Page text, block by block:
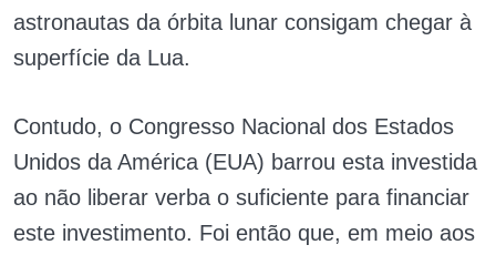
astronautas da órbita lunar consigam chegar à
superfície da Lua.
Contudo, o Congresso Nacional dos Estados
Unidos da América (EUA) barrou esta investida
ao não liberar verba o suficiente para financiar
este investimento. Foi então que, em meio aos